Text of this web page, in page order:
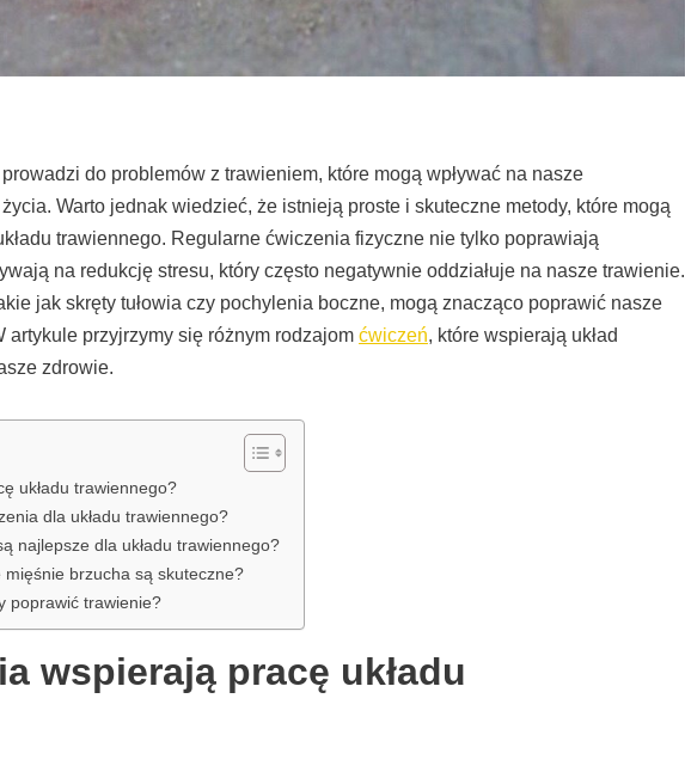
do problemów z trawieniem, które mogą wpływać na nasze
Warto jednak wiedzieć, że istnieją proste i skuteczne metody, które mogą
trawiennego. Regularne ćwiczenia fizyczne nie tylko poprawiają
na redukcję stresu, który często negatywnie oddziałuje na nasze trawienie.
jak skręty tułowia czy pochylenia boczne, mogą znacząco poprawić nasze
artykule przyjrzymy się różnym rodzajom ćwiczeń, które wspierają układ
zdrowie.
układu trawiennego?
dla układu trawiennego?
najlepsze dla układu trawiennego?
brzucha są skuteczne?
poprawić trawienie?
wspierają pracę układu